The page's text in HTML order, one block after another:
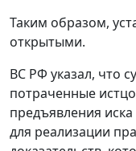
Таким образом,
открытыми.
ВС РФ указал, что
потраченные
предъявления
для реализации